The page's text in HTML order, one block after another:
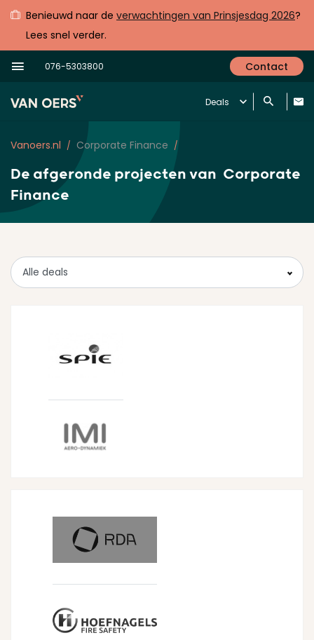
Benieuwd naar de verwachtingen van Prinsjesdag 2026?
Lees snel verder.
076-5303800 Contact
Deals
Vanoers.nl Corporate Finance
De afgeronde projecten van Corporate
Finance
Alle deals